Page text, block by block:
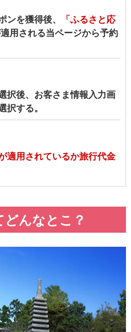
ンを獲得後、
「ふるさと応
用される当ページから予約
択後、お客さま情報入力画
択する。
適用されているか旅行代金
どんなとこ？